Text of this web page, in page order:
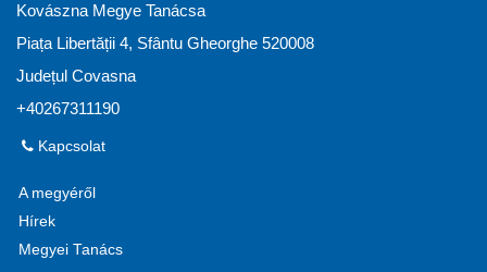
Kovászna Megye Tanácsa
Piața Libertății 4, Sfântu Gheorghe 520008
Județul Covasna
+40267311190
Kapcsolat
A megyéről
Hírek
Megyei Tanács